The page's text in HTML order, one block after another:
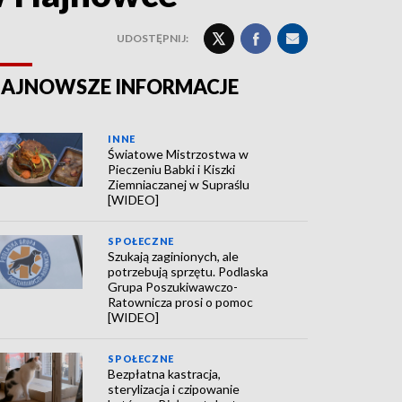
UDOSTĘPNIJ:
INFORMACJE
INNE
Światowe Mistrzostwa w
Pieczeniu Babki i Kiszki
Ziemniaczanej w Supraślu
[WIDEO]
SPOŁECZNE
Szukają zaginionych, ale
potrzebują sprzętu. Podlaska
Grupa Poszukiwawczo-
Ratownicza prosi o pomoc
[WIDEO]
SPOŁECZNE
Bezpłatna kastracja,
sterylizacja i czipowanie